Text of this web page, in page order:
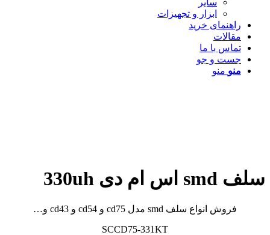
سایر
ابزار و تجهیزات
راهنمای خرید
مقالات
تماس با ما
جست و جو
منو منو
سلف smd اس ام دی 330uh
فروش انواع سلف smd مدل cd75 و cd54 و cd43 و…
SCCD75-331KT